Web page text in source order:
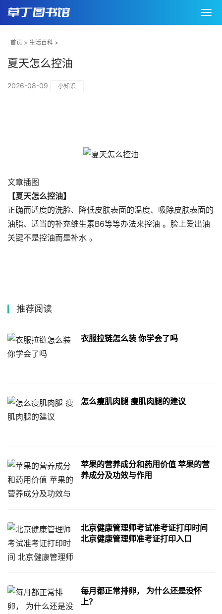
首页 > 生活百科 >
夏天怎么控油
2026-08-09 小知识
文章插图
【夏天怎么控油】
正确而适度的洗脸、降低皮肤表面的温度、吸除皮肤表面的
油脂、适当的补充维生素B6等等办法来控油 。脸上爱出油
关键不是控油而是补水 。
推荐阅读
衣服拉链怎么装 你学会了吗
怎么瘦肌肉腿 瘦肌肉腿的建议
苹果的营养成分和药用价值 苹果的营
养成分及功效与作用
北京健康管理师考试准考证打印时间
北京健康管理师准考证打印入口
每月都正常排卵， 为什么还是没怀
上？